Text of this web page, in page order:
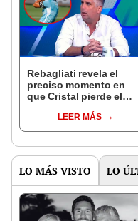
Rebagliati revela el
preciso momento en
que Cristal pierde el
fecha 17LEER MÁS
LO MÁS VISTO LO